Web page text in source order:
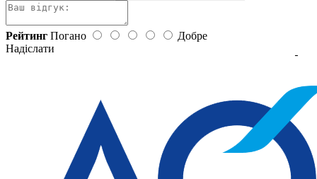
Рейтинг Погано
Добре
Надіслати